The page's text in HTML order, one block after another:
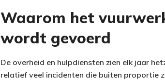
Waarom het
wordt gevoerd
De overheid en hulpdiensten zien elk jaar
relatief veel incidenten die buiten proportie